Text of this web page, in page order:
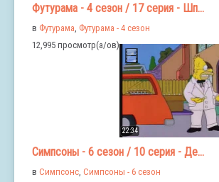
Футурама - 4 сезон / 17 серия - Шп...
в Футурама, Футурама - 4 сезон
12,995 просмотр(а/ов)
22:34
Симпсоны - 6 сезон / 10 серия - Де...
в Симпсонс Симпсоны - 6 сезон